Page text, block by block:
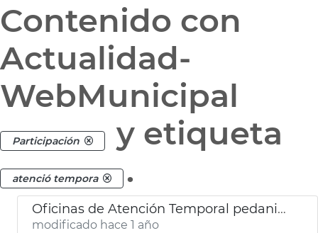
Contenido con
Actualidad-
WebMunicipal
Participación y etiqueta
atenció tempora .
Oficinas de Atención Temporal pedanias del Sur
modificado hace 1 año